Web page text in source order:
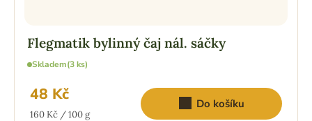
Flegmatik bylinný čaj nál. sáčky
Skladem(3 ks)
48 Kč
Měrná
160 Kč / 100 g
Do košíku